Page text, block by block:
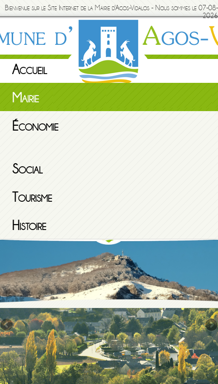
Bienvenue sur le Site Internet de la Mairie d'Agos-Vidalos - Nous sommes le 07-08-
2026
Accueil
Mairie
Économie
Social
Tourisme
Histoire